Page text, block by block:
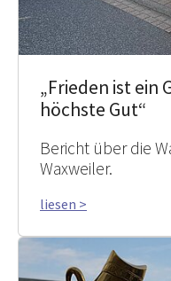
„Frieden ist ein
höchste Gut“
Bericht über die
Waxweiler.
liesen >